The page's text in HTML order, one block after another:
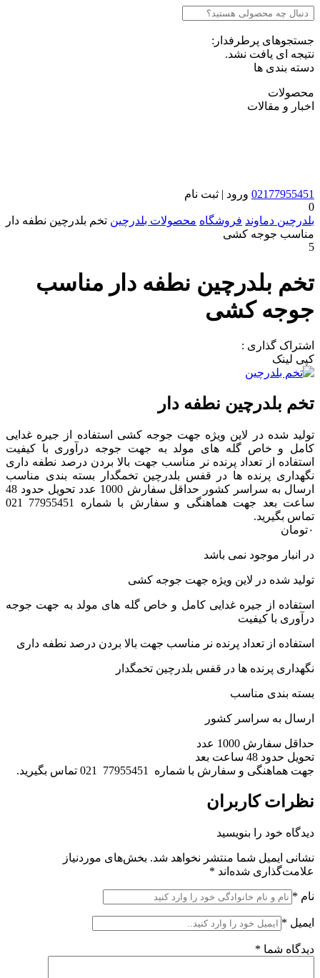
جستجوهای پرطرفدار:
نتیجه ای یافت نشد.
دسته بندی ها
محصولات
اخبار و مقالات
02177955451 ورود | ثبت نام
0
بلدرچین دماوند فروشگاه محصولات بلدرچین تخم بلدرچین نطفه دار
مناسب جوجه کشی
5
تخم بلدرچین نطفه دار مناسب
جوجه کشی
اشتراک گذاری :
کپی لینک
تخم بلدرچین نطفه دار
تولید شده در لاین ویژه جهت جوجه کشی استفاده از جیره غدایی
کامل و خاص گله های مولد به جهت جوجه درآوری با کیفیت
استفاده از تعداد پرنده نر مناسب جهت بالا بردن درصد نطفه داری
نگهداری پرنده ها در قفس بلدرچین تخمگدار بسته بندی مناسب
ارسال به سراسر کشور حداقل سفارش 1000 عدد تحویل حدود 48
ساعت بعد جهت هماهنگی و سفارش با شماره 77955451 021
تماس بگیرید.
۰تومان
در انبار موجود نمی باشد
تولید شده در لاین ویژه جهت جوجه کشی
استفاده از جیره غدایی کامل و خاص گله های مولد به جهت جوجه
درآوری با کیفیت
استفاده از تعداد پرنده نر مناسب جهت بالا بردن درصد نطفه داری
نگهداری پرنده ها در قفس بلدرچین تخمگدار
بسته بندی مناسب
ارسال به سراسر کشور
حداقل سفارش 1000 عدد
تحویل حدود 48 ساعت بعد
جهت هماهنگی و سفارش با شماره 77955451 021 تماس بگیرید.
نظرات کاربران
دیدگاه خود را بنویسید
نشانی ایمیل شما منتشر نخواهد شد. بخش‌های موردنیاز
علامت‌گذاری شده‌اند *
نام *
ایمیل *
دیدگاه شما *